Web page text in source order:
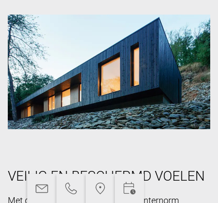
VEILIG EN BESCHERMD VOELEN
Met de uitgekiende technieken van Internorm